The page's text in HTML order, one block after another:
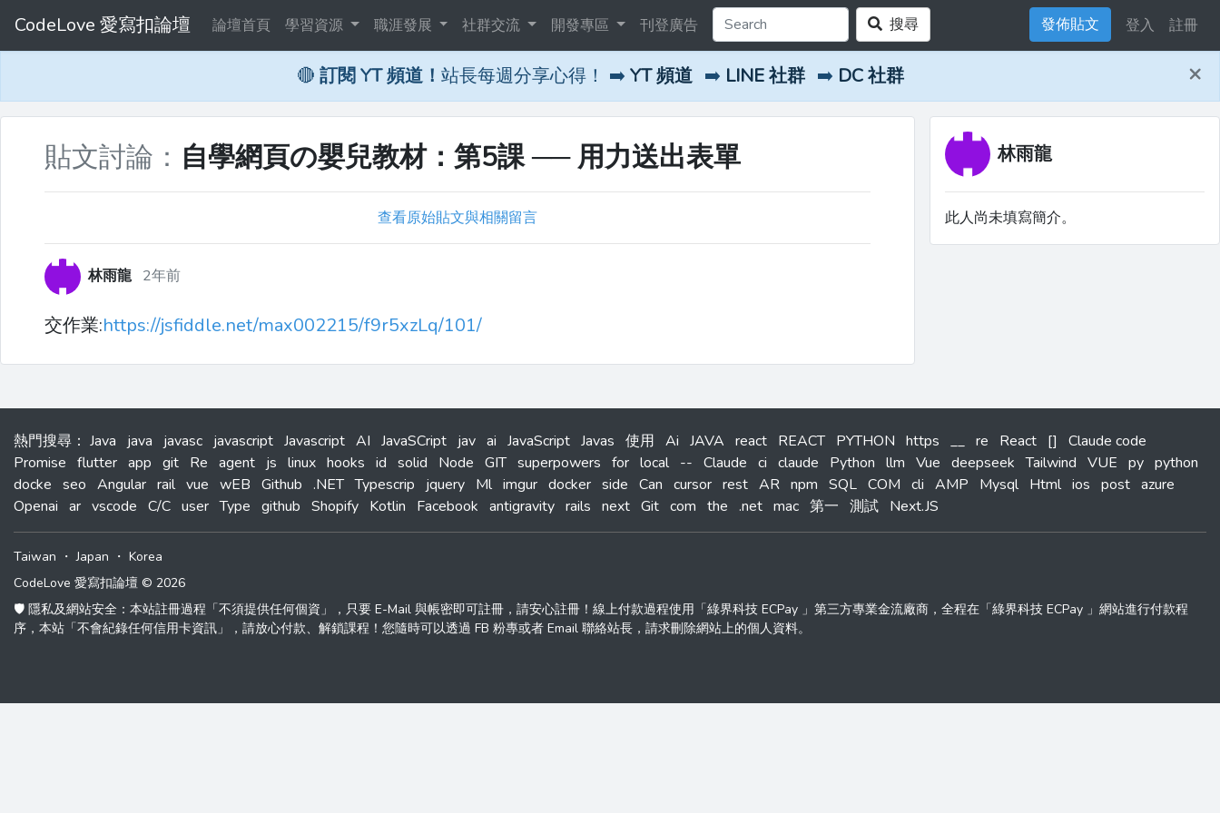
CodeLove 愛寫扣論壇 論壇首頁 學習資源 職涯發展 社群交流 開發專區 刊登廣告 搜尋 發佈貼文 登入 註冊
🔴 訂閱 YT 頻道！ 站長每週分享心得！ ➡️ YT 頻道 ➡️ LINE 社群 ➡️ DC 社群 ×
貼文討論： 自學網頁の嬰兒教材：第5課 ── 用力送出表單
查看原始貼文與相關留言
林雨龍 2年前
交作業:https://jsfiddle.net/max002215/f9r5xzLq/101/
林雨龍
此人尚未填寫簡介。
熱門搜尋 ： Java java javasc javascript Javascript AI JavaSCript jav ai JavaScript Javas 使用 Ai JAVA react REACT PYTHON https __ re React []
Claude code
Promise flutter app git Re agent js linux hooks id solid Node GIT superpowers for local -- Claude ci claude Python llm Vue deepseek Tailwind VUE py python
docke seo Angular rail vue wEB Github .NET Typescrip jquery Ml imgur docker side Can cursor rest AR npm SQL COM cli AMP Mysql Html ios post azure
Openai ar vscode C/C user Type github Shopify Kotlin Facebook antigravity rails next Git com the .net mac 第一 測試 Next.JS
Taiwan ・Japan ・ Korea
CodeLove 愛寫扣論壇 © 2026
🛡️ 隱私及網站安全：本站註冊過程「不須提供任何個資」，只要 E-Mail 與帳密即可註冊，請安心註冊！線上付款過程使用「綠界科技 ECPay 」第三方專業金流廠商，全程在「綠界科技 ECPay 」網站進行付款程
序，本站「不會紀錄任何信用卡資訊」，請放心付款、解鎖課程！您隨時可以透過 FB 粉專或者 Email 聯絡站長，請求刪除網站上的個人資料。